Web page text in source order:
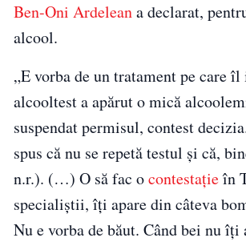
Ben-Oni Ardeleana declarat,
alcool.
„E vorba de un tratament pe care
alcooltest a apărut o mică
suspendat permisul, contest
spus că nu se repetă testul şi că,
n.r.). (…) O să fac ocontestaţieîn
specialiştii, îţi apare din câteva
Nu e vorba de băut. Când bei nu îţi